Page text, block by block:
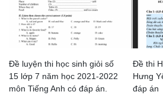
Đề luyện thi học sinh giỏi số
15 lớp 7 năm học 2021-2022
môn Tiếng Anh có đáp án.
Đề thi
Hưng
đáp án